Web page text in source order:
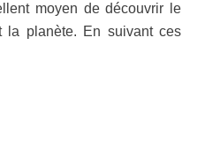
moyen de découvrir le
la planète. En suivant ces